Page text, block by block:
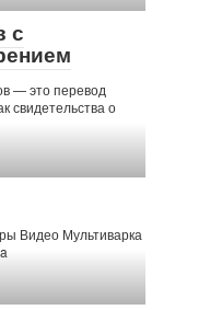
с
— это перевод
свидетельства о
Видео Мультиварка